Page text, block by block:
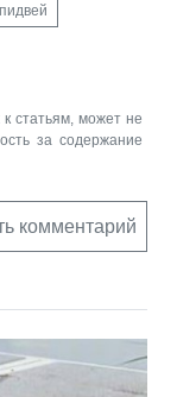
статьям, может не
за содержание
комментарий